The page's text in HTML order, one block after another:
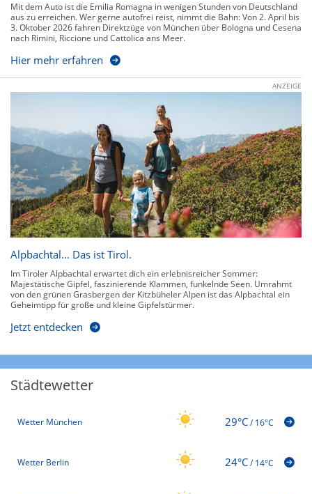
Mit dem Auto ist die Emilia Romagna in wenigen Stunden von Deutschland
aus zu erreichen. Wer gerne autofrei reist, nimmt die Bahn: Von 2. April bis
3. Oktober 2026 fahren Direktzüge von München über Bologna und Cesena
nach Rimini, Riccione und Cattolica ans Meer.
Hier mehr erfahren
ANZEIGE
Alpbachtal… Das ist Tirol.
Im Tiroler Alpbachtal erwartet dich ein erlebnisreicher Sommer:
Majestätische Gipfel, faszinierende Klammen, funkelnde Seen. Umrahmt
von den grünen Grasbergen der Kitzbüheler Alpen ist das Alpbachtal ein
Geheimtipp für große und kleine Gipfelstürmer.
Jetzt entdecken
Städtewetter
Wetter München 29°C/16°C
Wetter Berlin 24°C/14°C